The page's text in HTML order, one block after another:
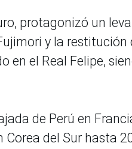
protagonizó un
y la restitución
en el Real Felipe,
de Perú en
del Sur hasta